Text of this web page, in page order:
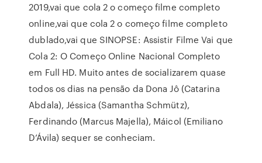
2019,vai que cola 2 o começo filme completo
online,vai que cola 2 o começo filme completo
dublado,vai que SINOPSE: Assistir Filme Vai que
Cola 2: O Começo Online Nacional Completo
em Full HD. Muito antes de socializarem quase
todos os dias na pensão da Dona Jô (Catarina
Abdala), Jéssica (Samantha Schmütz),
Ferdinando (Marcus Majella), Máicol (Emiliano
D’Ávila) sequer se conheciam.